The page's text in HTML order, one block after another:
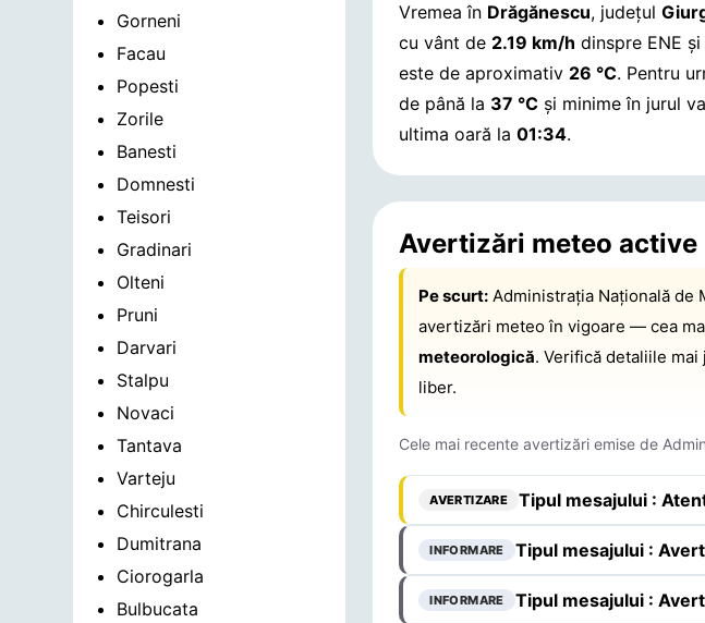
Gorneni
Facau
Popesti
Zorile
Banesti
Domnesti
Teisori
Gradinari
Olteni
Pruni
Darvari
Stalpu
Novaci
Tantava
Varteju
Chirculesti
Dumitrana
Ciorogarla
Bulbucata
Vremea în Drăgănescu, județul
cu vânt de 2.19 km/h dinspre ENE
este de aproximativ 26 °C. Pentru
de până la 37 °C și minime în jurul
ultima oară la01:34.
Avertizări meteo active
Pe scurt: Administrația Națională de
avertizări meteo în vigoare — cea
meteorologică. Verifică detaliile
liber.
Cele mai recente avertizări emise de
AVERTIZARE Tipul mesajului :
INFORMARE Tipul mesajului :
INFORMARE Tipul mesajului :